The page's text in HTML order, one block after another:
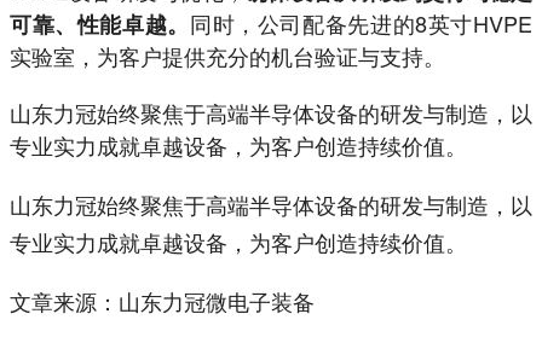
可靠、性能卓越。 同时，公司配备先进的8英寸HVPE
实验室，为客户提供充分的机台验证与支持。
山东力冠始终聚焦于高端半导体设备的研发与制造，以
专业实力成就卓越设备，为客户创造持续价值。
山东力冠始终聚焦于高端半导体设备的研发与制造，以
专业实力成就卓越设备，为客户创造持续价值。
文章来源：山东力冠微电子装备